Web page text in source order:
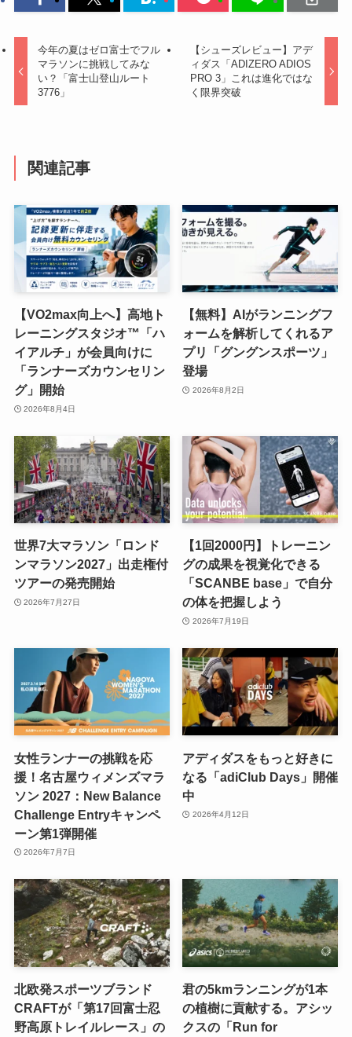
今年の夏はゼロ富士でフル
マラソンに挑戦してみな
い？「富士山登山ルート
3776」
【シューズレビュー】アデ
ィダス「ADIZERO ADIOS
PRO 3」これは進化ではな
く限界突破
関連記事
【VO2max向上へ】高地ト
レーニングスタジオ™「ハ
イアルチ」が会員向けに
「ランナーズカウンセリン
グ」開始
2026年8月4日
【無料】AIがランニングフ
ォームを解析してくれるア
プリ「グングンスポーツ」
登場
2026年8月2日
世界7大マラソン「ロンド
ンマラソン2027」出走権付
ツアーの発売開始
2026年7月27日
【1回2000円】トレーニン
グの成果を視覚化できる
「SCANBE base」で自分
の体を把握しよう
2026年7月19日
女性ランナーの挑戦を応
援！名古屋ウィメンズマラ
ソン 2027：New Balance
Challenge Entryキャンペ
ーン第1弾開催
2026年7月7日
アディダスをもっと好きに
なる「adiClub Days」開催
中
2026年4月12日
北欧発スポーツブランド
CRAFTが「第17回富士忍
野高原トレイルレース」の
君の5kmランニングが1本
の植樹に貢献する。アシッ
クスの「Run for